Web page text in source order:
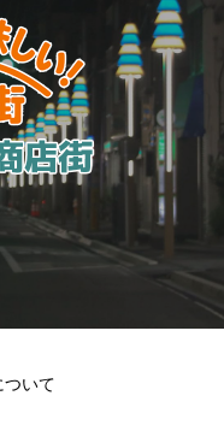
ついて